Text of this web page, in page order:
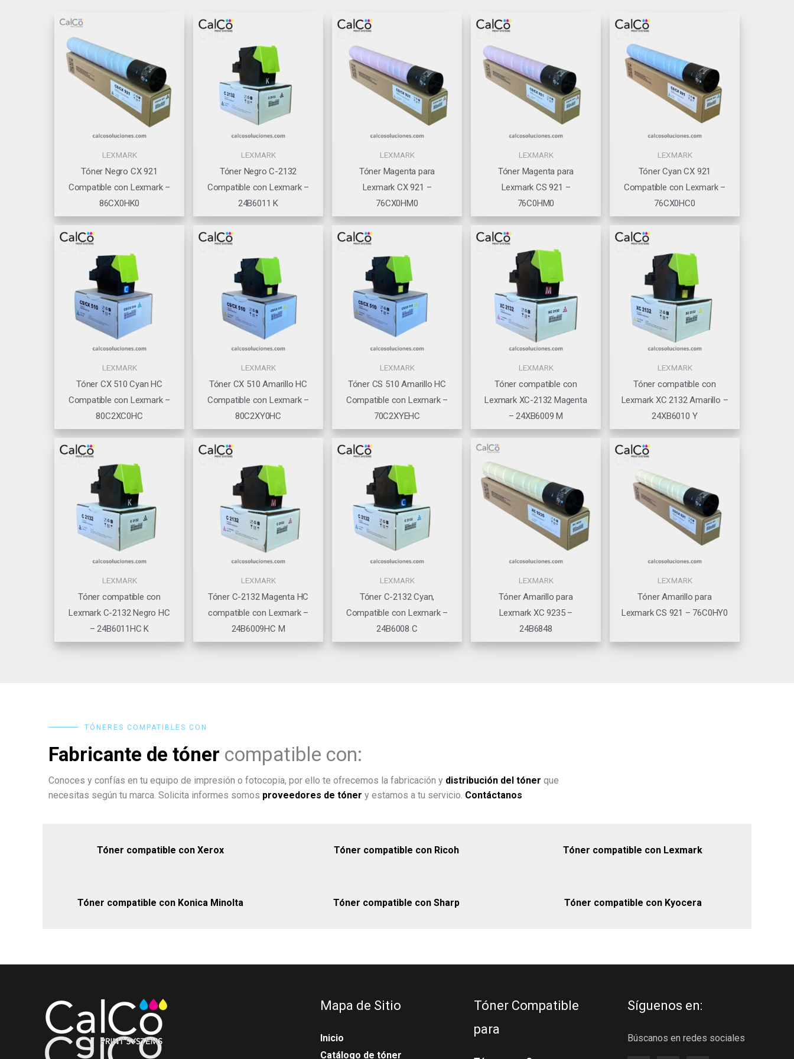
LEXMARK
Tóner Negro CX 921
Compatible con Lexmark –
86CX0HK0
LEXMARK
Tóner Negro C-2132
Compatible con Lexmark –
24B6011 K
LEXMARK
Tóner Magenta para
Lexmark CX 921 –
76CX0HM0
LEXMARK
Tóner Magenta para
Lexmark CS 921 –
76C0HM0
LEXMARK
Tóner Cyan CX 921
Compatible con Lexmark –
76CX0HC0
LEXMARK
Tóner CX 510 Cyan HC
Compatible con Lexmark –
80C2XC0HC
LEXMARK
Tóner CX 510 Amarillo HC
Compatible con Lexmark –
80C2XY0HC
LEXMARK
Tóner CS 510 Amarillo HC
Compatible con Lexmark –
70C2XYEHC
LEXMARK
Tóner compatible con
Lexmark XC-2132 Magenta
– 24XB6009 M
LEXMARK
Tóner compatible con
Lexmark XC 2132 Amarillo –
24XB6010 Y
LEXMARK
Tóner compatible con
Lexmark C-2132 Negro HC
– 24B6011HC K
LEXMARK
Tóner C-2132 Magenta HC
compatible con Lexmark –
24B6009HC M
LEXMARK
Tóner C-2132 Cyan,
Compatible con Lexmark –
24B6008 C
LEXMARK
Tóner Amarillo para
Lexmark XC 9235 –
24B6848
LEXMARK
Tóner Amarillo para
Lexmark CS 921 – 76C0HY0
TÓNERES COMPATIBLES CON
Fabricante de tóner compatible con:
Conoces y confías en tu equipo de impresión o fotocopia, por ello te ofrecemos la fabricación y distribución del tóner que
necesitas según tu marca. Solicita informes somos proveedores de tóner y estamos a tu servicio. Contáctanos
Tóner compatible con Xerox Tóner compatible con Ricoh Tóner compatible con Lexmark
Tóner compatible con Konica Minolta Tóner compatible con Sharp Tóner compatible con Kyocera
Mapa de Sitio
Inicio
Catálogo de tóner
Tóner Compatible
para
Síguenos en:
Búscanos en redes sociales